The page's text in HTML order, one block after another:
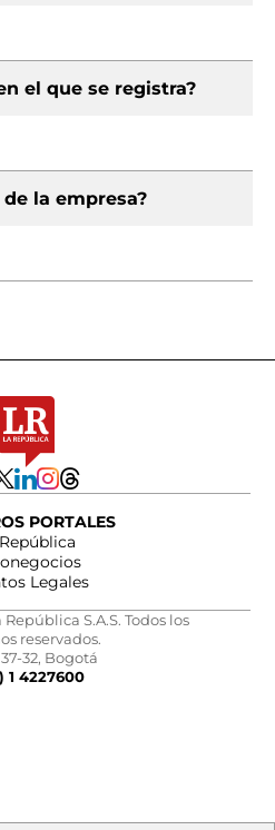
el que se registra?
la empresa?
PORTALES
Legales
S.A.S. Todos los
reservados.
37-32, Bogotá
1 4227600